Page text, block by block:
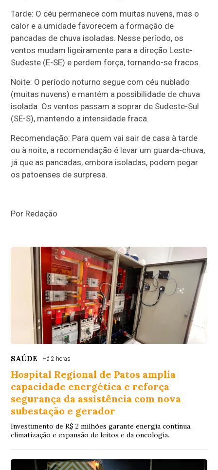
Tarde: O céu permanece com muitas nuvens, mas o
calor e a umidade favorecem a formação de
pancadas de chuva isoladas. Nesse período, os
ventos mudam ligeiramente para a direção Leste-
Sudeste (E-SE) e perdem força, tornando-se fracos.
Noite: O período noturno segue com céu nublado
(muitas nuvens) e mantém a possibilidade de chuva
isolada. Os ventos passam a soprar de Sudeste-Sul
(SE-S), mantendo a intensidade fraca.
Recomendação: Para quem vai sair de casa à tarde
ou à noite, a recomendação é levar um guarda-chuva,
já que as pancadas, embora isoladas, podem pegar
os patoenses de surpresa.
Por Redação
SAÚDE Há 2 horas
Hospital Regional de Patos amplia
capacidade energética e reforça
segurança da assistência com nova
subestação e gerador
Investimento de R$ 2 milhões garante energia contínua,
climatização e expansão de leitos e da oncologia.